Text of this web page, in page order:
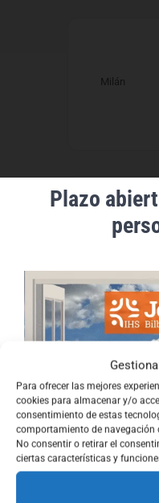
Para ofrecer las mejores
cookies para almacenar y/o
consentimiento de estas
comportamiento de navegación
No consentir o retirar el
ciertas características y
Milán
Plazo